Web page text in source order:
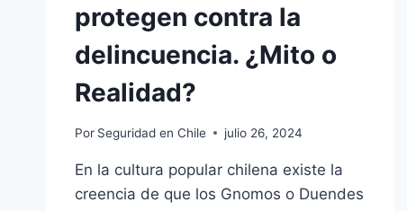
protegen contra la
delincuencia. ¿Mito o
Realidad?
Por Seguridad en Chile julio 26, 2024
En la cultura popular chilena existe la
creencia de que los Gnomos o Duendes